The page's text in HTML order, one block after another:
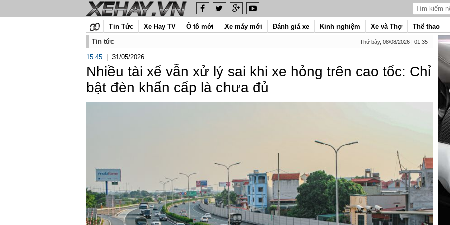
Tin Tức Xe Hay TV Ô tô mới Xe máy mới Đánh giá xe Kinh nghiệm Xe và Thợ Thể thao
Tin tức
Thứ bảy, 08/08/2026 | 01:35
15:45 31/05/2026
Nhiều tài xế vẫn xử lý sai khi xe hỏng trên cao tốc: Chỉ
bật đèn khẩn cấp là chưa đủ